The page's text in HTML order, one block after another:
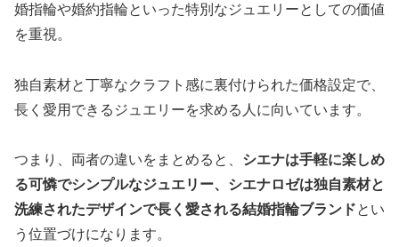
婚指輪や婚約指輪といった特別なジュエリーとしての価値
を重視。
独自素材と丁寧なクラフト感に裏付けられた価格設定で、
長く愛用できるジュエリーを求める人に向いています。
つまり、両者の違いをまとめると、 シエナは手軽に楽しめ
る可憐でシンプルなジュエリー、シエナロゼは独自素材と
洗練されたデザインで長く愛される結婚指輪ブランドとい
う位置づけになります。